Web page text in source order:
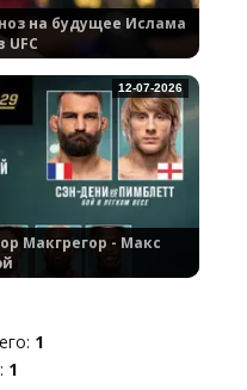
на будущее Ислама
UFC
Макгрегор - Макс
12-07-2026
1
1